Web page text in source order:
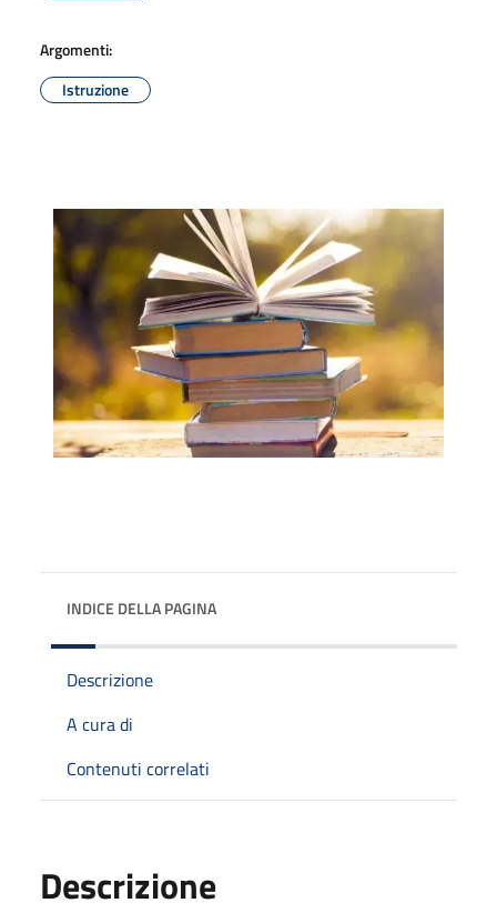
Argomenti:
Istruzione
INDICE DELLA PAGINA
Descrizione
A cura di
Contenuti correlati
Descrizione